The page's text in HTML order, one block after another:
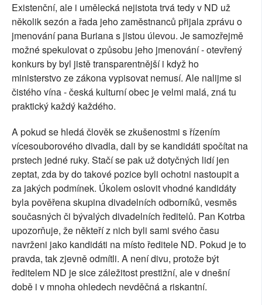
Existenční, ale i umělecká nejistota trvá tedy v ND už
několik sezón a řada jeho zaměstnanců přijala zprávu o
jmenování pana Buriana s jistou úlevou. Je samozřejmě
možné spekulovat o způsobu jeho jmenování - otevřený
konkurs by byl jistě transparentnější i když ho
ministerstvo ze zákona vypisovat nemusí. Ale nalijme si
čistého vína - česká kulturní obec je velmi malá, zná tu
praktický každý každého.
A pokud se hledá člověk se zkušenostmi s řízením
vícesouborového divadla, dali by se kandidáti spočítat na
prstech jedné ruky. Stačí se pak už dotyčných lidí jen
zeptat, zda by do takové pozice byli ochotni nastoupit a
za jakých podmínek. Úkolem oslovit vhodné kandidáty
byla pověřena skupina divadelních odborníků, vesměs
současných či bývalých divadelních ředitelů. Pan Kotrba
upozorňuje, že někteří z nich byli sami svého času
navrženi jako kandidáti na místo ředitele ND. Pokud je to
pravda, tak zjevně odmítli. A není divu, protože být
ředitelem ND je sice záležitost prestižní, ale v dnešní
době i v mnoha ohledech nevděčná a riskantní.